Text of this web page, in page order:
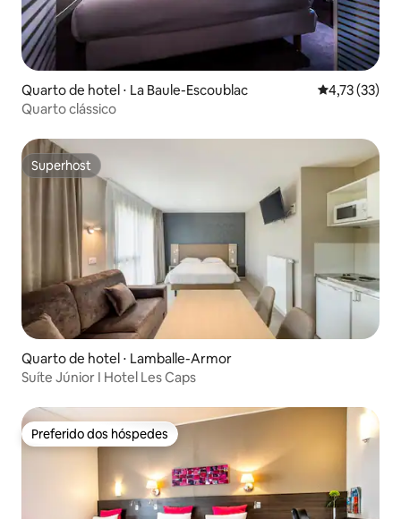
Quarto de hotel ⋅ La Baule-Escoublac 4,73 de uma
4,73 (33)
Quarto clássico
Superhost
Superhost
Quarto de hotel ⋅ Lamballe-Armor
Suíte Júnior I Hotel Les Caps
Preferido dos hóspedes
Preferido dos hóspedes